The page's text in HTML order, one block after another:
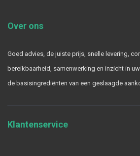
Over ons
Goed advies, de juiste prijs, snelle levering,
bereikbaarheid, samenwerking en inzicht in
de basisingrediënten van een geslaagde
Klantenservice